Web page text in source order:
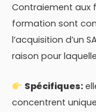
Contraiement aux
formation sont
l’acquisition d’un
raison pour
Spécifiques:
concentrent